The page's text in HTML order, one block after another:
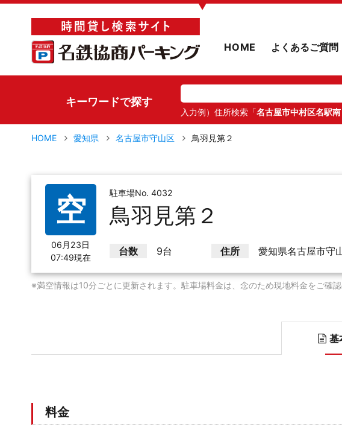
▼
HOME よくあるご質問
キーワードで探す
入力例）住所検索「名古屋市中村区名駅南
HOME 愛知県 名古屋市守山区 鳥羽見第２
空
06月23日
07:49現在
駐車場No. 4032
鳥羽見第２
台数 9台 住所 愛知県名古屋市守
※満空情報は10分ごとに更新されます。駐車場料金は、念のため現地料金をご確認
基
料金